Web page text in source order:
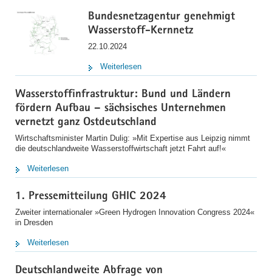
Bundesnetzagentur genehmigt
Wasserstoff-Kernnetz
22.10.2024
Weiterlesen
Wasserstoffinfrastruktur: Bund und Ländern
fördern Aufbau – sächsisches Unternehmen
vernetzt ganz Ostdeutschland
Wirtschaftsminister Martin Dulig: »Mit Expertise aus Leipzig nimmt
die deutschlandweite Wasserstoffwirtschaft jetzt Fahrt auf!«
Weiterlesen
1. Pressemitteilung GHIC 2024
Zweiter internationaler »Green Hydrogen Innovation Congress 2024«
in Dresden
Weiterlesen
Deutschlandweite Abfrage von